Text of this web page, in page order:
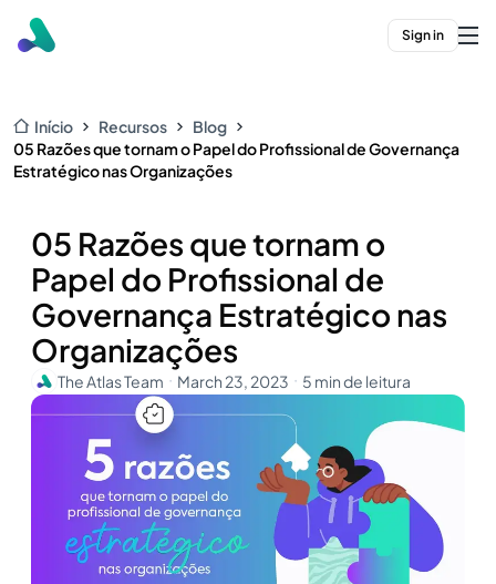
Sign in
Início Recursos
Blog
05 Razões que tornam o Papel do Profissional de Governança
Estratégico nas Organizações
05 Razões que tornam o
Papel do Profissional de
Governança Estratégico nas
Organizações
The Atlas Team ・ March 23, 2023 ・ 5 min de leitura